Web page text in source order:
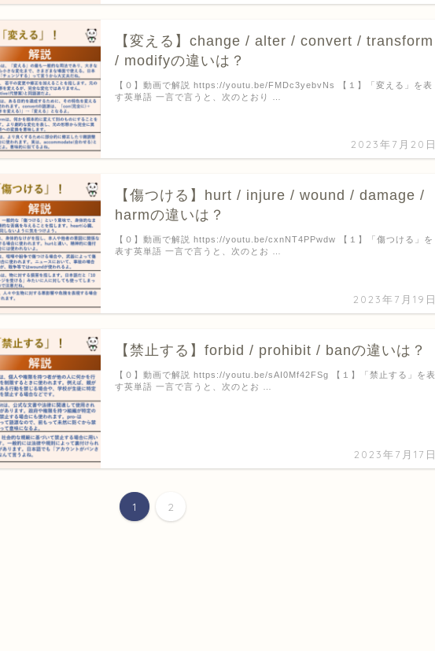
【変える】change / alter / convert / transform
/ modifyの違いは？
2023年7月20日
【０】動画で解説 https://youtu.be/FMDc3yebvNs 【１】「変える」を表
す英単語 一言で言うと、次のとおり …
【傷つける】hurt / injure / wound / damage /
harmの違いは？
2023年7月19日
【０】動画で解説 https://youtu.be/cxnNT4PPwdw 【１】「傷つける」を
表す英単語 一言で言うと、次のとお …
【禁止する】forbid / prohibit / banの違いは？
2023年7月17日
【０】動画で解説 https://youtu.be/sAI0Mf42FSg 【１】「禁止する」を表
す英単語 一言で言うと、次のとお …
1 2